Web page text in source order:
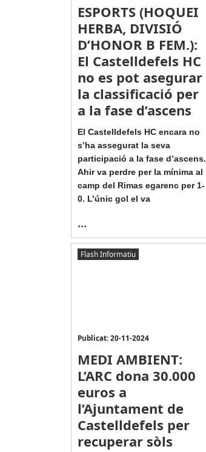
ESPORTS (HOQUEI
HERBA, DIVISIÓ
D’HONOR B FEM.):
El Castelldefels HC
no es pot asegurar
la classificació per
a la fase d’ascens
El Castelldefels HC encara no
s’ha assegurat la seva
participació a la fase d’ascens.
Ahir va perdre per la mínima al
camp del Rimas egarenc per 1-
0. L’únic gol el va
...
Flash Informatiu
Publicat: 20-11-2024
MEDI AMBIENT:
L’ARC dona 30.000
euros a
l’Ajuntament de
Castelldefels per
recuperar sòls